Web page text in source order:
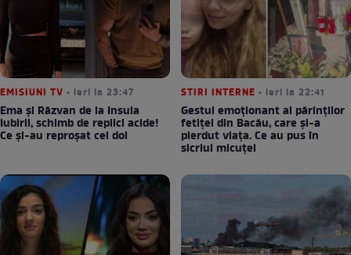
EMISIUNI TV • ieri la 23:47
Ema și Răzvan de la Insula
Iubirii, schimb de replici acide!
Ce și-au reproșat cei doi
STIRI INTERNE • ieri la 22:41
Gestul emoționant al părinților
fetiței din Bacău, care și-a
pierdut viața. Ce au pus în
sicriul micuței